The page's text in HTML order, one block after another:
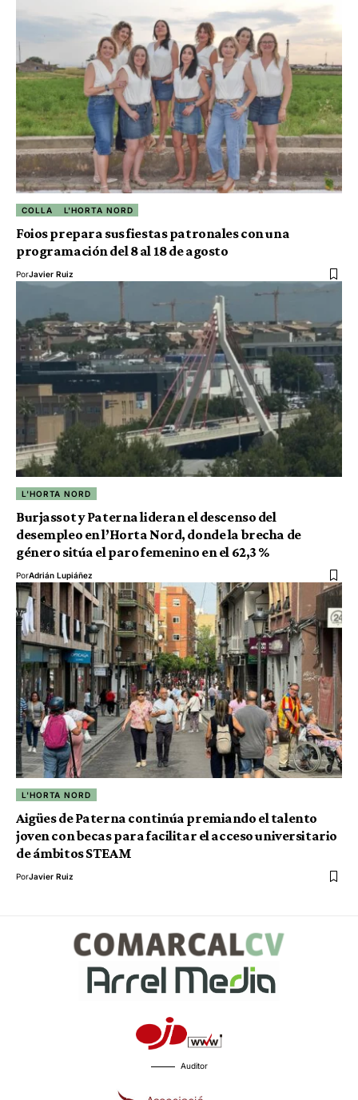
COLLA L'HORTA NORD
Foios prepara sus fiestas patronales con una
programación del 8 al 18 de agosto
PorJavier Ruiz
L'HORTA NORD
Burjassot y Paterna lideran el descenso del
desempleo en l’Horta Nord, donde la brecha de
género sitúa el paro femenino en el 62,3 %
PorAdrián Lupiáñez
L'HORTA NORD
Aigües de Paterna continúa premiando el talento
joven con becas para facilitar el acceso universitario
de ámbitos STEAM
PorJavier Ruiz
Auditor